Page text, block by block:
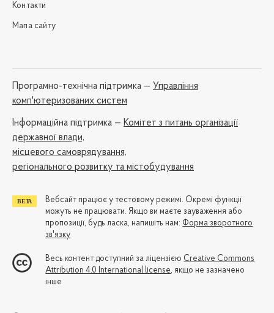
Контакти
Мапа сайту
Програмно-технічна підтримка — Управління
комп'ютеризованих систем
Iнформаційна підтримка — Комітет з питань організації
державної влади,
місцевого самоврядування,
регіонального розвитку та містобудування
Вебсайт працює у тестовому режимі. Окремі функції
можуть не працювати. Якщо ви маєте зауваження або
пропозиції, будь ласка, напишіть нам: Форма зворотного
зв'язку
Весь контент доступний за ліцензією Creative Commons
Attribution 4.0 International license, якщо не зазначено
інше